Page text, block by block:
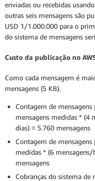
enviadas ou recebidas
outras seis mensagens são
USD 1/1.000.000 para o
do sistema de mensagens
Custo da publicação no
Como cada mensagem é
mensagens (5 KB).
Contagem de
mensagens medidas * (4
dias) = 5.760 mensagens
Contagem de
medidas * (6
mensagens
Cobranças do sistema de